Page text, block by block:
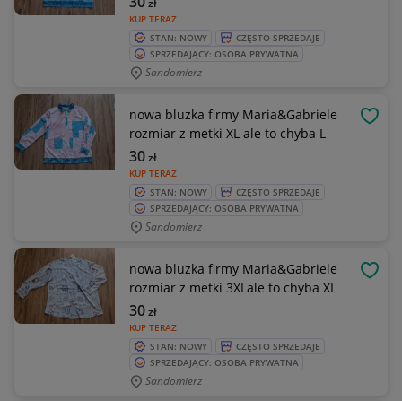
KUP TERAZ
zł
STAN: NOWY
CZĘSTO SPRZEDAJE
SPRZEDAJĄCY: OSOBA PRYWATNA
Sandomierz
nowa bluzka firmy Maria&Gabriele
rozmiar z metki XL ale to chyba L
KUP TERAZ
30zł
STAN: NOWY
CZĘSTO SPRZEDAJE
SPRZEDAJĄCY: OSOBA PRYWATNA
Sandomierz
nowa bluzka firmy Maria&Gabriele
rozmiar z metki 3XLale to chyba XL
KUP TERAZ
30zł
STAN: NOWY
CZĘSTO SPRZEDAJE
SPRZEDAJĄCY: OSOBA PRYWATNA
Sandomierz